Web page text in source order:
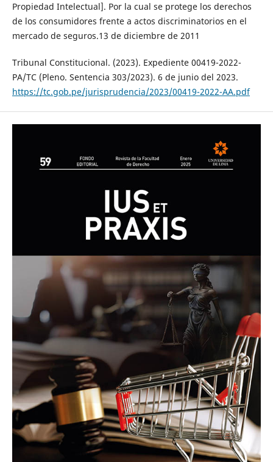
Propiedad Intelectual]. Por la cual se protege los derechos
de los consumidores frente a actos discriminatorios en el
mercado de seguros.13 de diciembre de 2011
Tribunal Constitucional. (2023). Expediente 00419-2022-
PA/TC (Pleno. Sentencia 303/2023). 6 de junio del 2023.
https://tc.gob.pe/jurisprudencia/2023/00419-2022-AA.pdf